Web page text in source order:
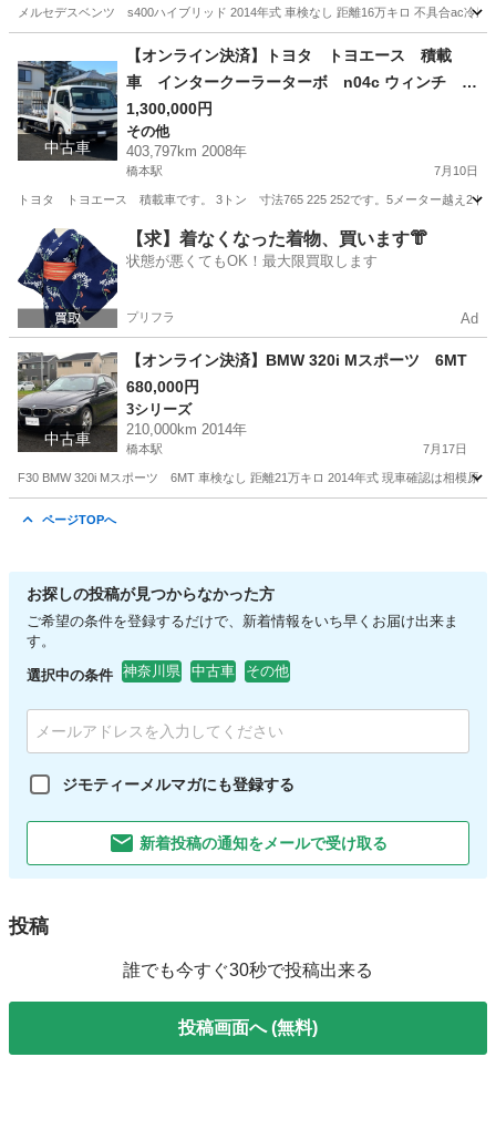
メルセデスベンツ s400ハイブリッド 2014年式 車検なし 距離16万キロ 不具合ac冷
相模原市 橋本駅 Sクラス
中古車
【オンライン決済】トヨタ トヨエース 積載
車 インタークーラーターボ n04c ウィンチ リ
モコン
1,300,000円
その他
403,797km 2008年
橋本駅 7月10日
トヨタ トヨエース 積載車です。 3トン 寸法765 225 252です。5メーター越え2ト
神奈川 相模原市 橋本駅 その他
【求】着なくなった着物、買います👘
状態が悪くてもOK！最大限買取します
プリフラ Ad
中古車
【オンライン決済】BMW 320i Mスポーツ 6MT
680,000円
3シリーズ
210,000km 2014年
橋本駅 7月17日
F30 BMW 320i Mスポーツ 6MT 車検なし 距離21万キロ 2014年式 現車確認は相模原
ページTOPへ
お探しの投稿が見つからなかった方
ご希望の条件を登録するだけで、新着情報をいち早くお届け出来ま
す。
選択中の条件 神奈川県 中古車 その他
ジモティーメルマガにも登録する
新着投稿の通知をメールで受け取る
投稿
誰でも今すぐ30秒で投稿出来る
投稿画面へ (無料)